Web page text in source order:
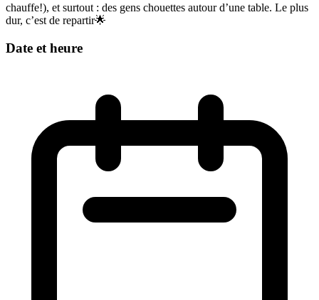
chauffe!), et surtout : des gens chouettes autour d’une table. Le plus
dur, c’est de repartir🌟
Date et heure